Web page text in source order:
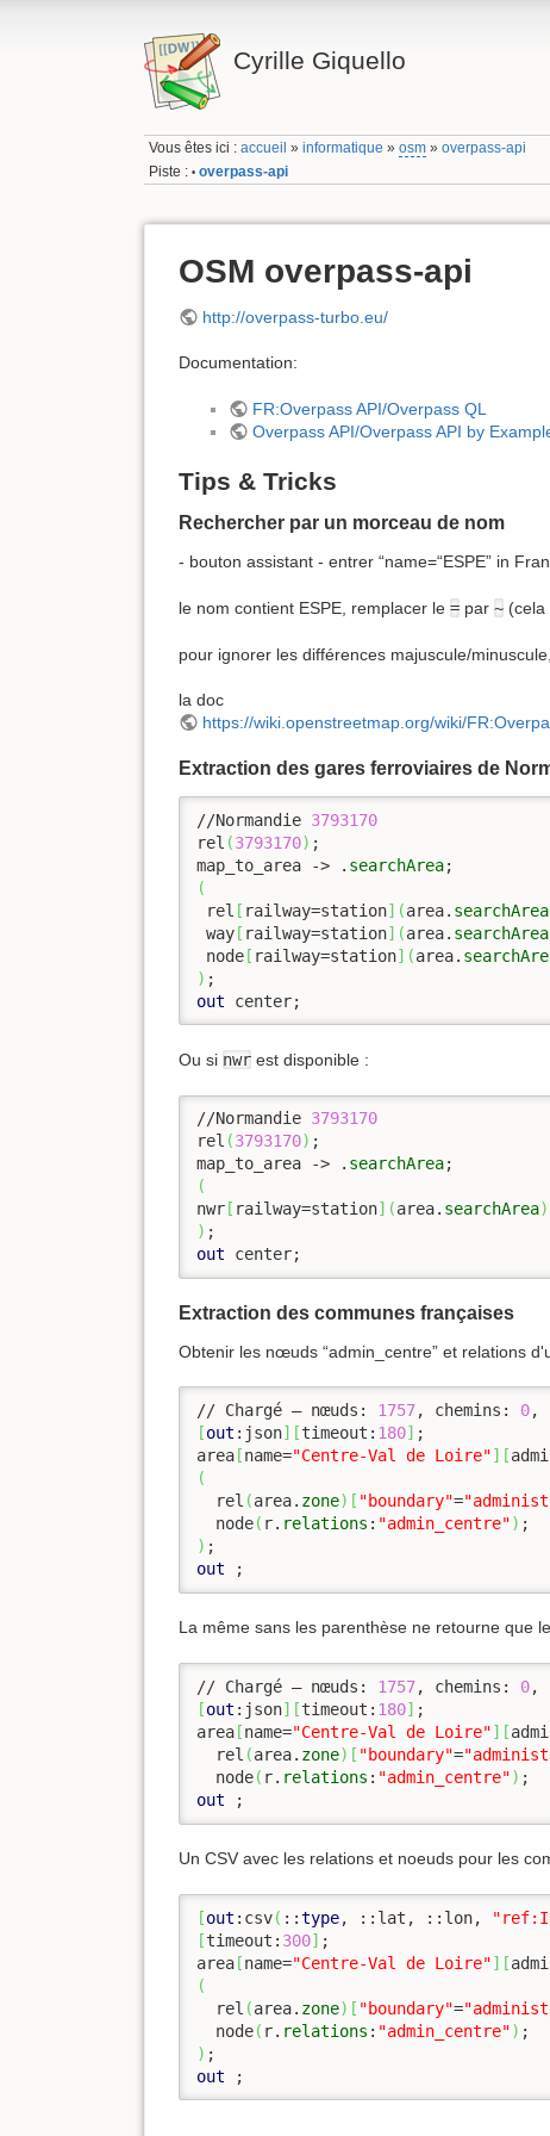
Cyrille Giquello
Vous êtes ici :accueil »informatique »osm »overpass-api
Piste : • overpass-api
OSM overpass-api
http://overpass-turbo.eu/
Documentation:
FR:Overpass API/Overpass QL
Overpass API/Overpass API by
Tips & Tricks
Rechercher par un morceau de nom
- bouton assistant - entrer “name=“ESPE” in
le nom contient ESPE, remplacer le = par ~ (cela
pour ignorer les différences majuscule/
la doc
https://wiki.openstreetmap.org/wiki/
Extraction des gares ferroviaires de
//Normandie 3793170
rel (3793170) ;
map_to_area -> . searchArea
(
rel [ railway=station] (area. searchArea
way[ railway=station] (area. searchArea
node[ railway=station] (area.
)
out center;
Ou si nwr est disponible :
//Normandie 3793170
rel (3793170) ;
map_to_area -> . searchArea
(
nwr [ railway=station] (area. searchArea)
)
out center;
Extraction des communes françaises
Obtenir les nœuds “admin_centre” et relations
// Chargé – nœuds: 1757, chemins: 0,
[out :json] [timeout: 180] ;
area [name="Centre-Val de Loire"] [
(
  rel
(area. zone) [ "boundary"=
  node
( r. relations : "admin_centre")
)
out ;
La même sans les parenthèse ne retourne que
// Chargé – nœuds: 1757, chemins: 0,
[out :json] [timeout: 180] ;
area [name="Centre-Val de Loire"] [
  rel
(area. zone) [ "boundary"=
  node
( r. relations : "admin_centre")
out ;
Un CSV avec les relations et noeuds pour les
[out :csv( ::type, ::lat, ::lon,
[timeout: 300] ;
area [name="Centre-Val de Loire"] [
(
  rel
(area. zone) [ "boundary"=
  node
( r. relations : "admin_centre")
)
out ;